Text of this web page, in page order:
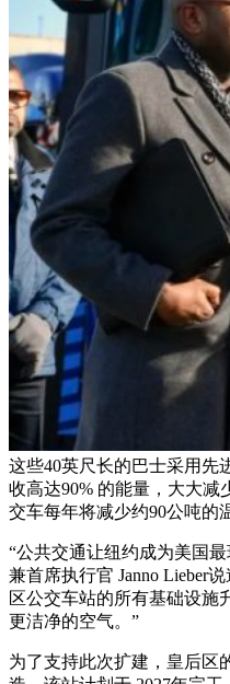
这些40英尺长的巴士采用先
收高达90% 的能量，大大
交车每年将减少约90公吨的
“公共交通让纽约成为美国
兼首席执行官 Janno Lieber
区公交车站的所有基础设施
更洁净的空气。”
为了支持此次扩建，皇后区